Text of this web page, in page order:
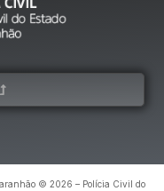
© 2026 – Polícia Civil do